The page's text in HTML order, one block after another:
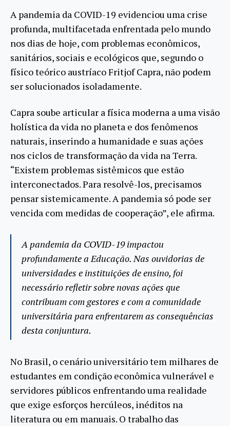
A pandemia da COVID-19 evidenciou uma crise
profunda, multifacetada enfrentada pelo mundo
nos dias de hoje, com problemas econômicos,
sanitários, sociais e ecológicos que, segundo o
físico teórico austríaco Fritjof Capra, não podem
ser solucionados isoladamente.
Capra soube articular a física moderna a uma visão
holística da vida no planeta e dos fenômenos
naturais, inserindo a humanidade e suas ações
nos ciclos de transformação da vida na Terra.
“Existem problemas sistêmicos que estão
interconectados. Para resolvê-los, precisamos
pensar sistemicamente. A pandemia só pode ser
vencida com medidas de cooperação”, ele afirma.
A pandemia da COVID-19 impactou
profundamente a Educação. Nas ouvidorias de
universidades e instituições de ensino, foi
necessário refletir sobre novas ações que
contribuam com gestores e com a comunidade
universitária para enfrentarem as consequências
desta conjuntura.
No Brasil, o cenário universitário tem milhares de
estudantes em condição econômica vulnerável e
servidores públicos enfrentando uma realidade
que exige esforços hercúleos, inéditos na
literatura ou em manuais. O trabalho das